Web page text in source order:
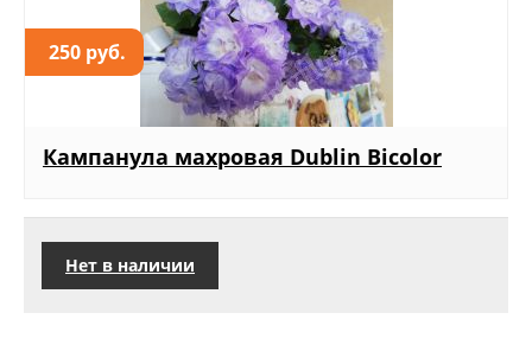
250 руб.
Кампанула махровая Dublin Bicolor
Нет в наличии